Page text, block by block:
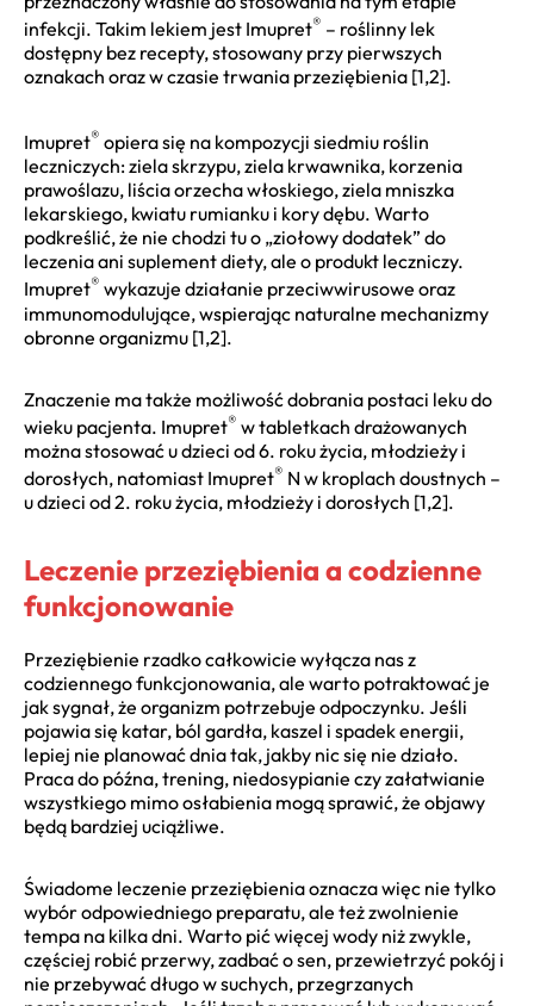
infekcji. Takim lekiem jest Imupret® – roślinny lek
dostępny bez recepty, stosowany przy pierwszych
oznakach oraz w czasie trwania przeziębienia [1,2].
Imupret® opiera się na kompozycji siedmiu roślin
leczniczych: ziela skrzypu, ziela krwawnika, korzenia
prawoślazu, liścia orzecha włoskiego, ziela mniszka
lekarskiego, kwiatu rumianku i kory dębu. Warto
podkreślić, że nie chodzi tu o „ziołowy dodatek” do
leczenia ani suplement diety, ale o produkt leczniczy.
Imupret® wykazuje działanie przeciwwirusowe oraz
immunomodulujące, wspierając naturalne mechanizmy
obronne organizmu [1,2].
Znaczenie ma także możliwość dobrania postaci leku do
wieku pacjenta. Imupret® w tabletkach drażowanych
można stosować u dzieci od 6. roku życia, młodzieży i
dorosłych, natomiast Imupret® N w kroplach doustnych –
u dzieci od 2. roku życia, młodzieży i dorosłych [1,2].
Leczenie przeziębienia a codzienne
funkcjonowanie
Przeziębienie rzadko całkowicie wyłącza nas z
codziennego funkcjonowania, ale warto potraktować je
jak sygnał, że organizm potrzebuje odpoczynku. Jeśli
pojawia się katar, ból gardła, kaszel i spadek energii,
lepiej nie planować dnia tak, jakby nic się nie działo.
Praca do późna, trening, niedosypianie czy załatwianie
wszystkiego mimo osłabienia mogą sprawić, że objawy
będą bardziej uciążliwe.
Świadome leczenie przeziębienia oznacza więc nie tylko
wybór odpowiedniego preparatu, ale też zwolnienie
tempa na kilka dni. Warto pić więcej wody niż zwykle,
częściej robić przerwy, zadbać o sen, przewietrzyć pokój i
nie przebywać długo w suchych, przegrzanych